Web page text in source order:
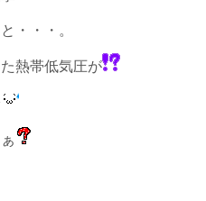
・・・。
熱帯低気圧が